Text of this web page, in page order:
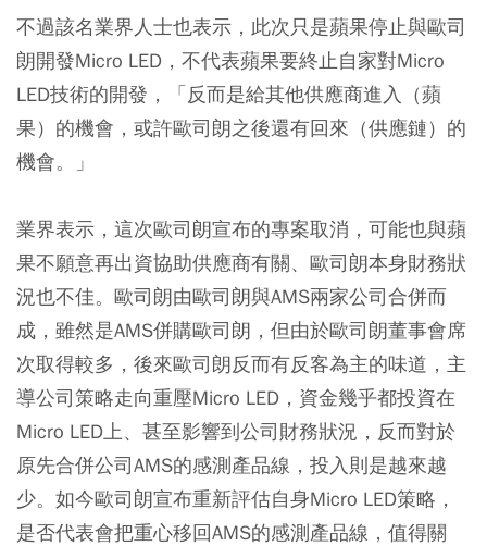
不過該名業界人士也表示，此次只是蘋果停止與歐司
朗開發Micro LED，不代表蘋果要終止自家對Micro
LED技術的開發，「反而是給其他供應商進入（蘋
果）的機會，或許歐司朗之後還有回來（供應鏈）的
機會。」
業界表示，這次歐司朗宣布的專案取消，可能也與蘋
果不願意再出資協助供應商有關、歐司朗本身財務狀
況也不佳。歐司朗由歐司朗與AMS兩家公司合併而
成，雖然是AMS併購歐司朗，但由於歐司朗董事會席
次取得較多，後來歐司朗反而有反客為主的味道，主
導公司策略走向重壓Micro LED，資金幾乎都投資在
Micro LED上、甚至影響到公司財務狀況，反而對於
原先合併公司AMS的感測產品線，投入則是越來越
少。如今歐司朗宣布重新評估自身Micro LED策略，
是否代表會把重心移回AMS的感測產品線，值得關